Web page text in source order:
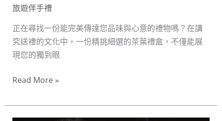
旅遊伴手禮
正在尋找一份能完美傳達您品味與心意的禮物嗎？在講
究送禮的文化中，一份精挑細選的茶葉禮盒，不僅能展
現您的獨到眼
禮
推
薦，
展
Read More »